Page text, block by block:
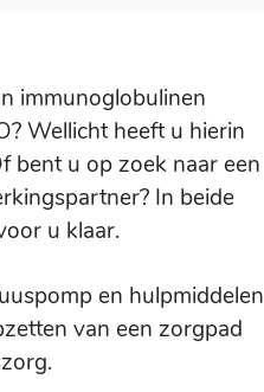
immunoglobulinen
Wellicht heeft u hierin
bent u op zoek naar een
In beide
u klaar.
en hulpmiddelen
van een zorgpad